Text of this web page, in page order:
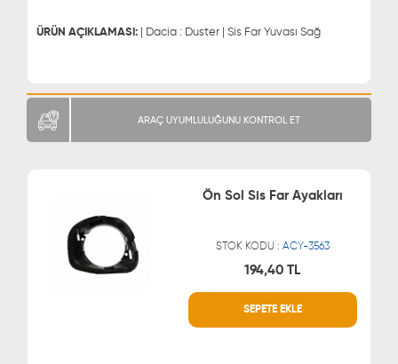
ÜRÜN AÇIKLAMASI: | Dacia : Duster | Sis Far Yuvası Sağ
ARAÇ UYUMLULUĞUNU KONTROL ET
Ön Sol Sis Far Ayakları
STOK KODU : ACY-3563
194,40 TL
SEPETE EKLE
MÜŞTERİ HİZMETLERİ